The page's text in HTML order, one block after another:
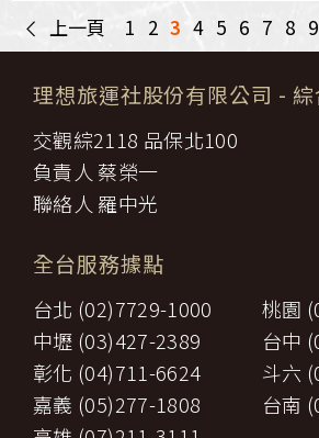
< 上一頁 1 2 3 4 5 6 7 8 9
理想旅運社股份有限公司 -
交觀綜2118 品保北100
負責人 蔡榮一
聯絡人 羅中光
全台服務據點
台北 (02)7729-1000
桃園
中壢 (03)427-2389
台中
彰化 (04)711-6624
斗六
嘉義 (05)277-1808
台南